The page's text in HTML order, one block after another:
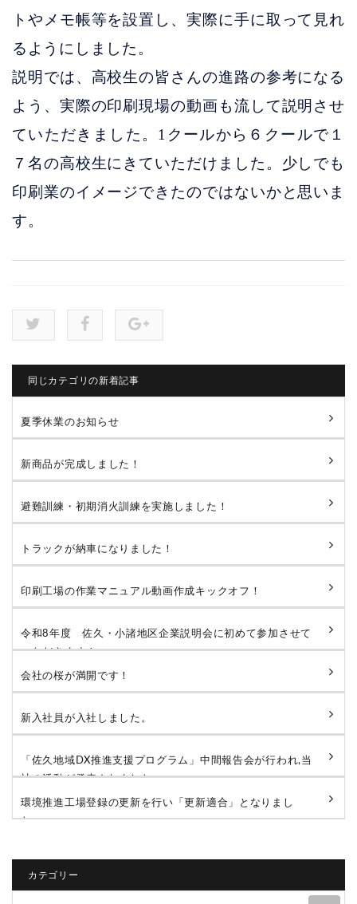
トやメモ帳等を設置し、実際に手に取って見れ
るようにしました。
説明では、高校生の皆さんの進路の参考になる
よう、実際の印刷現場の動画も流して説明させ
ていただきました。1クールから６クールで１
７名の高校生にきていただけました。少しでも
印刷業のイメージできたのではないかと思いま
す。
同じカテゴリの新着記事
夏季休業のお知らせ
新商品が完成しました！
避難訓練・初期消火訓練を実施しました！
トラックが納車になりました！
印刷工場の作業マニュアル動画作成キックオフ！
令和8年度 佐久・小諸地区企業説明会に初めて参加させて
いただきます！
会社の桜が満開です！
新入社員が入社しました。
「佐久地域DX推進支援プログラム」中間報告会が行われ,当
社の活動が発表されました。
環境推進工場登録の更新を行い「更新適合」となりまし
た。
カテゴリー